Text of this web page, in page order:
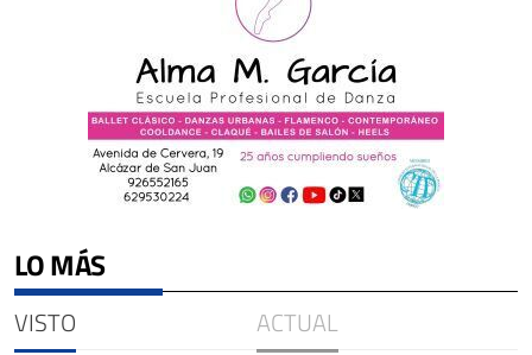
LO MÁS
VISTO ACTUAL